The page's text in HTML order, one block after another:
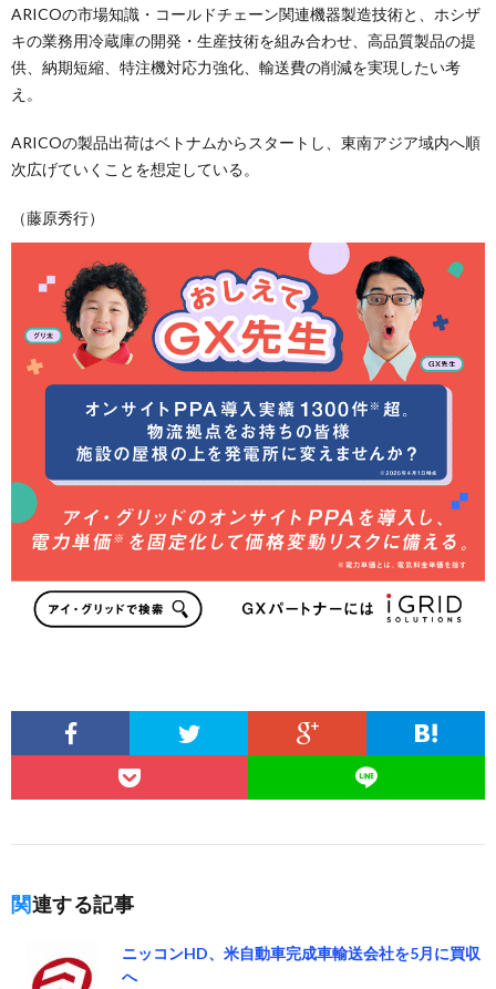
ARICOの市場知識・コールドチェーン関連機器製造技術と、ホシザ
キの業務用冷蔵庫の開発・生産技術を組み合わせ、高品質製品の提
供、納期短縮、特注機対応力強化、輸送費の削減を実現したい考
え。
ARICOの製品出荷はベトナムからスタートし、東南アジア域内へ順
次広げていくことを想定している。
（藤原秀行）
関連する記事
ニッコンHD、米自動車完成車輸送会社を5月に買収
へ